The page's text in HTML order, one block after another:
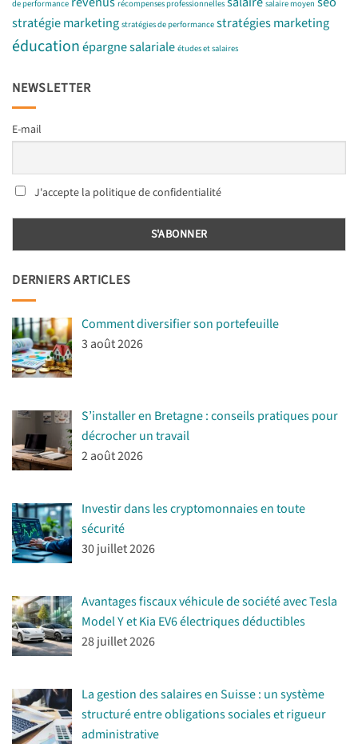
de performance
récompenses professionnelles salaire moyen
stratégie marketing stratégies de performance stratégies marketing
éducationépargne salariale études et salaires
NEWSLETTER
E-mail
J'accepte la politique de confidentialité
DERNIERS ARTICLES
Comment diversifier son portefeuille
3 août 2026
S’installer en Bretagne : conseils pratiques pour
décrocher un travail
2 août 2026
Investir dans les cryptomonnaies en toute
sécurité
30 juillet 2026
Avantages fiscaux véhicule de société avec Tesla
Model Y et Kia EV6 électriques déductibles
28 juillet 2026
La gestion des salaires en Suisse : un système
structuré entre obligations sociales et rigueur
administrative